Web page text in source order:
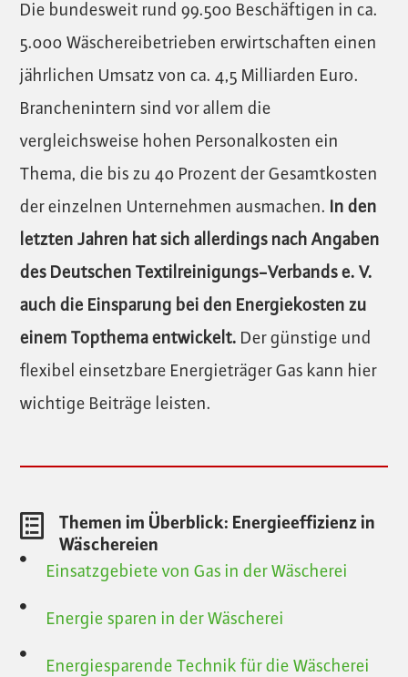
Die bundesweit rund 99.500 Beschäftigen in ca.
5.000 Wäschereibetrieben erwirtschaften einen
jährlichen Umsatz von ca. 4,5 Milliarden Euro.
Branchenintern sind vor allem die
vergleichsweise hohen Personalkosten ein
Thema, die bis zu 40 Prozent der Gesamtkosten
der einzelnen Unternehmen ausmachen. In den
letzten Jahren hat sich allerdings nach Angaben
des Deutschen Textilreinigungs-Verbands e. V.
auch die Einsparung bei den Energiekosten zu
einem Topthema entwickelt. Der günstige und
flexibel einsetzbare Energieträger Gas kann hier
wichtige Beiträge leisten.
Themen im Überblick: Energieeffizienz in
Wäschereien
Einsatzgebiete von Gas in der Wäscherei
Energie sparen in der Wäscherei
Energiesparende Technik für die Wäscherei